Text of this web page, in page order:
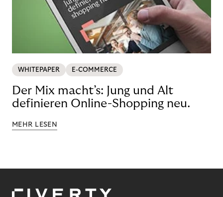
WHITEPAPER E-COMMERCE
Der Mix macht’s: Jung und Alt
definieren Online-Shopping neu.
MEHR LESEN